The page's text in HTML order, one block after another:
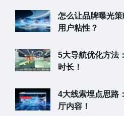
怎么让品牌曝光
用户粘性？
5大导航优化方法
时长！
4大线索埋点思路
厅内容！